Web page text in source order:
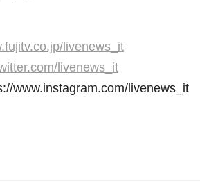
livenews_it
livenews_it
www.instagram.com/livenews_it